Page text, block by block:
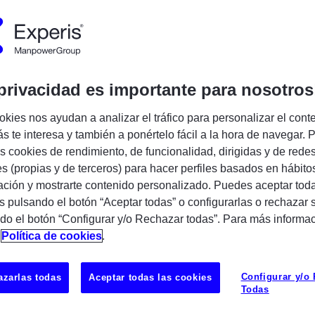
especializada en servicios profesionales y
a nuestras 3 prácticas: Business
y Enterprise Applications. En la
soluciones tecnológicas con las
del mercado. Además, proporcionamos
a las líneas de servicio antes
una plantilla de más de 1.800
en IT en España y presencia internacional
es importante para
nos ayudan a analizar el tráfico para personalizar el
te interesa y también a ponértelo fácil a la hora de navegar.
cookies de rendimiento, de funcionalidad, dirigidas y de
(propias y de terceros) para hacer perfiles basados en
y mostrarte contenido personalizado. Puedes aceptar
pulsando el botón “Aceptar todas” o configurarlas o rechazar
el botón “Configurar y/o Rechazar todas”. Para más
Política de cookies.
Configurar y/o
Todas
todas Aceptar todas las cookies